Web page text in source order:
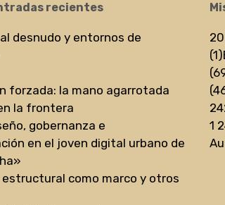
recientes
desnudo y entornos de
forzada: la mano agarrotada
la frontera
gobernanza e
en el joven digital urbano de
estructural como marco y otros
(1)
1